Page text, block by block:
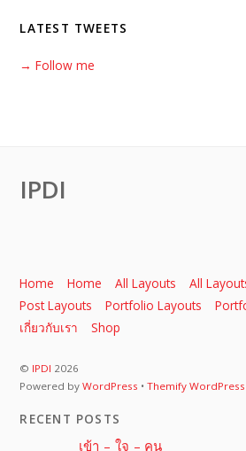
LATEST TWEETS
→ Follow me
IPDI
Home Home All Layouts All
Post Layouts
Portfolio Layouts
เกี่ยวกับเรา
Shop
© IPDI 2026
Powered byWordPress •Themify
RECENT POSTS
เข้า – ใจ – คน